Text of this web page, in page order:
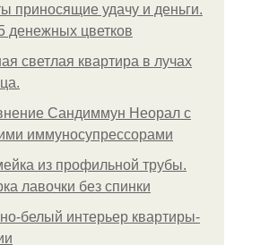
приносящие удачу и деньги.
денежных цветков
светлая квартира в лучах
Сандиммун Неорал с
иммуносупрессорами
из профильной трубы.
лавочки без спинки
белый интерьер квартиры-